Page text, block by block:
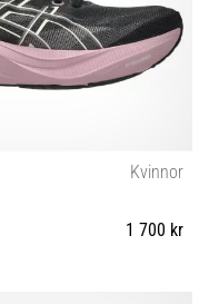
Kvinnor
1 700 kr